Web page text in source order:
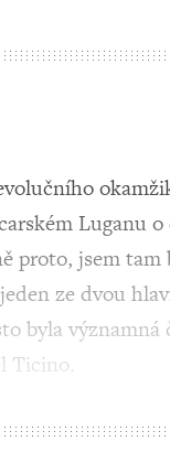
Luganu
proto, jsem
ze dvou
byla
Ticino.